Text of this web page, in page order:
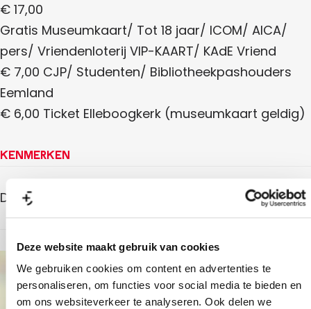
Deze website maakt gebruik van cookies
We gebruiken cookies om content en advertenties te
personaliseren, om functies voor social media te bieden en
om ons websiteverkeer te analyseren. Ook delen we
€ 17,00
Gratis Museumkaart/ Tot 18 jaar/ ICOM/ AICA/
pers/ Vriendenloterij VIP-KAART/ KAdE Vriend
€ 7,00 CJP/ Studenten/ Bibliotheekpashouders
Eemland
€ 6,00 Ticket Elleboogkerk (museumkaart geldig)
Kenmerken
Doelgroep
+
−